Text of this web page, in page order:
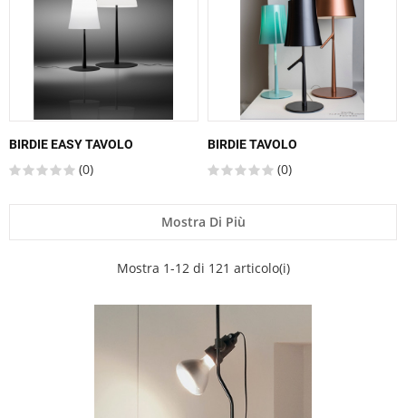
BIRDIE EASY TAVOLO
(0)
BIRDIE TAVOLO
(0)
Mostra Di Più
Mostra 1-12 di 121 articolo(i)